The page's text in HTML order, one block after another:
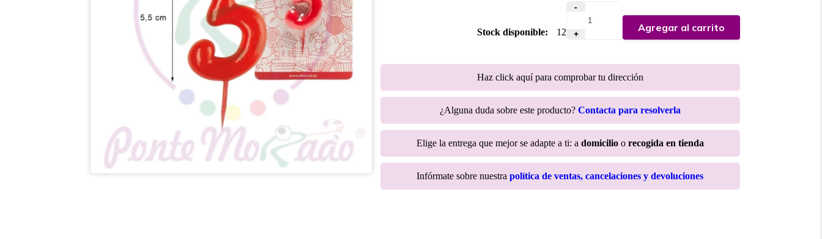
Stock disponible: 12
-
+
Agregar al carrito
Haz click aquí para comprobar tu dirección
¿Alguna duda sobre este producto? Contacta para resolverla
Elige la entrega que mejor se adapte a ti: a domicilio o recogida en tienda
Infórmate sobre nuestrapolítica de ventas, cancelaciones y devoluciones